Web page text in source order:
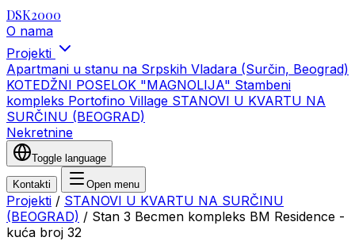
DSK2000
O nama
Projekti
Apartmani u stanu na Srpskih Vladara (Surčin, Beograd)
KOTEDŽNI POSELOK "MAGNOLIJA" Stambeni
kompleks Portofino Village STANOVI U KVARTU NA
SURČINU (BEOGRAD)
Nekretnine
Toggle language
Kontakti Open menu
Projekti / STANOVI U KVARTU NA SURČINU
(BEOGRAD) / Stan 3 Becmen kompleks BM Residence -
kuća broj 32